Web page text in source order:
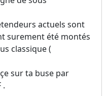
actuels sont
surement été montés
classique (
sur ta buse par
.